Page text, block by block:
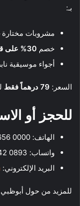
بـ:
مشروبات مختارة
خصم 30% على قائمة الطعام
أجواء موسيقية
السعر: 79 درهماً فقط
للحجز أو
الهاتف: ‎+971 2 656 0000
واتساب: ‎+971 50 642 0893
البريد الإلكتروني:
للمزيد من حول أبوظبي